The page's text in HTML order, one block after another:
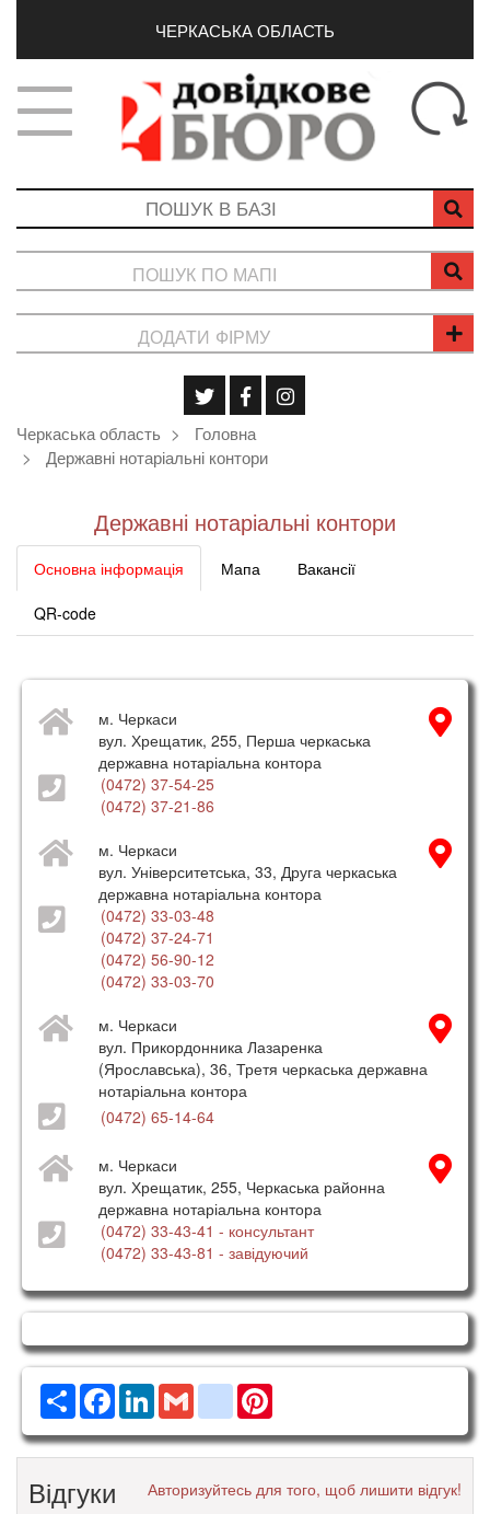
ЧЕРКАСЬКА ОБЛАСТЬ
ПОШУК ПО МАПІ
ДОДАТИ ФІРМУ
Черкаська область
Головна
Державні нотаріальні контори
Державні нотаріальні контори
Основна інформація Мапа Вакансії
QR-code
м. Черкаси
вул. Хрещатик, 255, Перша черкаська
державна нотаріальна контора
(0472) 37-54-25
(0472) 37-21-86
м. Черкаси
вул. Університетська, 33, Друга черкаська
державна нотаріальна контора
(0472) 33-03-48
(0472) 37-24-71
(0472) 56-90-12
(0472) 33-03-70
м. Черкаси
вул. Прикордонника Лазаренка
(Ярославська), 36, Третя черкаська державна
нотаріальна контора
(0472) 65-14-64
м. Черкаси
вул. Хрещатик, 255, Черкаська районна
державна нотаріальна контора
(0472) 33-43-41 - консультант
(0472) 33-43-81 - завідуючий
РесурсFacebook
LinkedInGmail google_bookmarks
Відгуки Авторизуйтесь для того, щоб лишити відгук!